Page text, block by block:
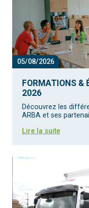
05/08/2026
FORMATIONS &
2026
Découvrez les
ARBA et ses
Lire la suite